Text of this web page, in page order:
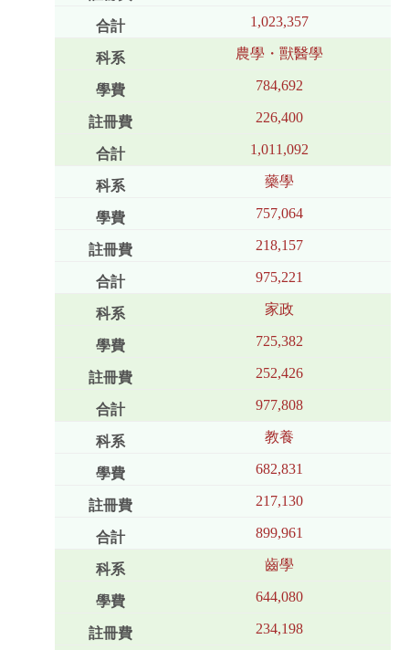
1,023,357
農學・獸醫學
784,692
226,400
1,011,092
藥學
757,064
218,157
975,221
家政
725,382
252,426
977,808
教養
682,831
217,130
899,961
齒學
644,080
234,198